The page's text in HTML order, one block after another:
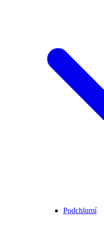
Podchlumí